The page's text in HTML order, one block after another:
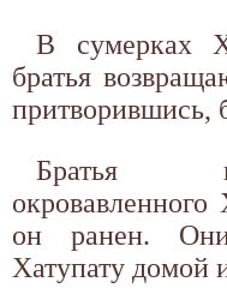
В сумерках
братья
притворившись,
Братья
он ранен.
Хатупату домой